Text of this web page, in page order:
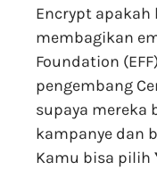
Encrypt apakah
membagikan
Foundation
pengembang
supaya mereka
kampanye dan
Kamu bisa pilih